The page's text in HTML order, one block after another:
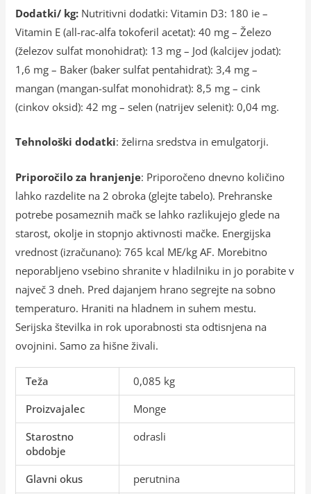
Dodatki/ kg: Nutritivni dodatki: Vitamin D3: 180 ie –
Vitamin E (all-rac-alfa tokoferil acetat): 40 mg – Železo
(železov sulfat monohidrat): 13 mg – Jod (kalcijev jodat):
1,6 mg – Baker (baker sulfat pentahidrat): 3,4 mg –
mangan (mangan-sulfat monohidrat): 8,5 mg – cink
(cinkov oksid): 42 mg – selen (natrijev selenit): 0,04 mg.
Tehnološki dodatki: želirna sredstva in emulgatorji.
Priporočilo za hranjenje: Priporočeno dnevno količino
lahko razdelite na 2 obroka (glejte tabelo). Prehranske
potrebe posameznih mačk se lahko razlikujejo glede na
starost, okolje in stopnjo aktivnosti mačke. Energijska
vrednost (izračunano): 765 kcal ME/kg AF. Morebitno
neporabljeno vsebino shranite v hladilniku in jo porabite v
največ 3 dneh. Pred dajanjem hrano segrejte na sobno
temperaturo. Hraniti na hladnem in suhem mestu.
Serijska številka in rok uporabnosti sta odtisnjena na
ovojnini. Samo za hišne živali.
Teža
0,085 kg
Proizvajalec
Monge
Starostno
obdobje
odrasli
Glavni okus
perutnina